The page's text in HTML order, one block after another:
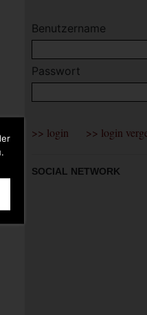
Benutzername
Passwort
SOCIAL NETWORK